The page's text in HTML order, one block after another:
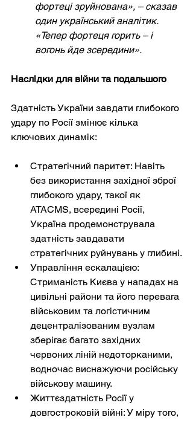
фортеці зруйнована», – сказав
один український аналітик.
«Тепер фортеця горить – і
вогонь йде зсередини».
Наслідки для війни та подальшого
Здатність України завдати глибокого
удару по Росії змінює кілька
ключових динамік:
Стратегічний паритет: Навіть
без використання західної зброї
глибокого удару, такої як
ATACMS, всередині Росії,
Україна продемонструвала
здатність завдавати
стратегічних руйнувань у глибині.
Управління ескалацією:
Стриманість Києва у нападах на
цивільні райони та його перевага
військовим та логістичним
децентралізованим вузлам
зберігає багато західних
червоних ліній недоторканими,
водночас виснажуючи російську
військову машину.
Життєздатність Росії у
довгостроковій війні: У міру того,